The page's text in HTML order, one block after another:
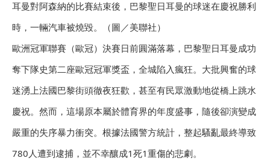
耳曼對阿森納的比賽結束後，巴黎聖日耳曼的球迷在慶祝勝利
時，一輛汽車被燒毀。（圖／美聯社）
歐洲冠軍聯賽（歐冠）決賽日前圓滿落幕，巴黎聖日耳曼成功
奪下隊史第二座歐冠冠軍獎盃，全城陷入瘋狂。大批興奮的球
迷湧上法國巴黎街頭徹夜狂歡，甚至有民眾激動地從橋上跳水
慶祝。然而，這場原本屬於體育界的年度盛事，隨後卻演變成
嚴重的失序暴力衝突。根據法國警方統計，整起騷亂最終導致
780人遭到逮捕，並不幸釀成1死1重傷的悲劇。